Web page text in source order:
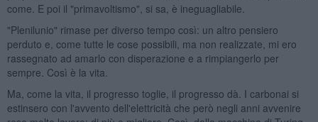
come. E poi il "primavoltismo", si sa, è ineguagliabile.
"Plenilunio" rimase per diverso tempo così: un altro pensiero
perduto e, come tutte le cose possibili, ma non realizzate, mi ero
rassegnato ad amarlo con disperazione e a rimpiangerlo per
sempre. Così è la vita.
Ma, come la vita, il progresso toglie, il progresso dà. I carbonai si
estinsero con l'avvento dell'elettricità che però negli anni avvenire